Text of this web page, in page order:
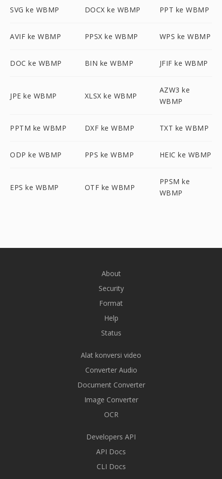
SVG ke WBMP DOCX ke WBMP PPT ke WBMP
AVIF ke WBMP PPSX ke WBMP WPS ke WBMP
DOC ke WBMP BIN ke WBMP JFIF ke WBMP
JPE ke WBMP XLSX ke WBMP
AZW3 ke
WBMP
PPTM ke WBMP DXF ke WBMP TXT ke WBMP
ODP ke WBMP PPS ke WBMP HEIC ke WBMP
EPS ke WBMP OTF ke WBMP
PPSM ke
WBMP
About
Security
Format
Help
Status
Alat konversi video
Converter Audio
Document Converter
Image Converter
OCR
Developers API
API Docs
CLI Docs